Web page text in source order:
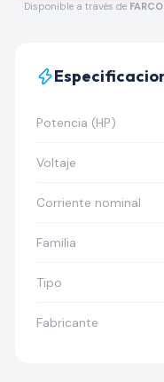
Disponible a través de
Potencia (HP)
Voltaje
Corriente nominal
Familia
Tipo
Fabricante